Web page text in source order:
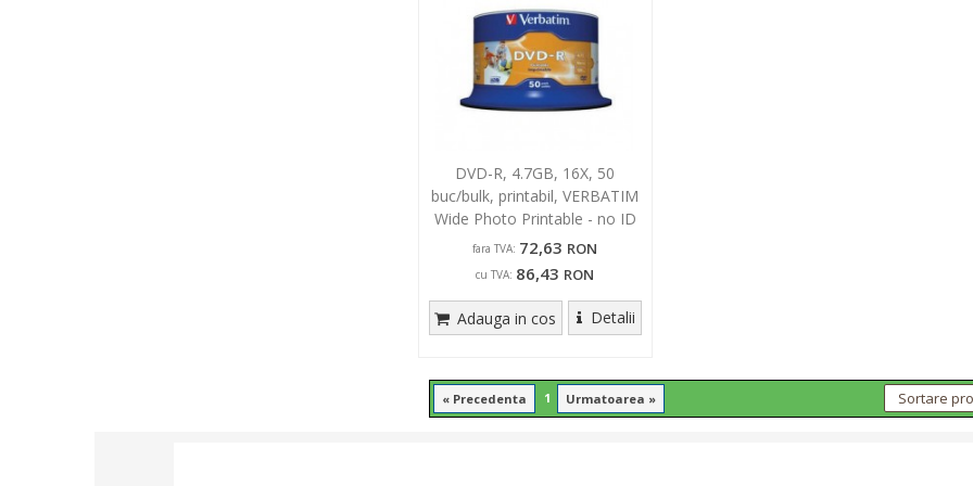
DVD-R, 4.7GB, 16X, 50
buc/bulk, printabil, VERBATIM
Wide Photo Printable - no ID
fara TVA: 72,63 RON
cu TVA: 86,43 RON
Adauga in cos Detalii
« Precedenta 1 Urmatoarea »